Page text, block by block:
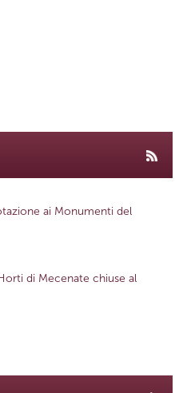
ai Monumenti del
di Mecenate chiuse al